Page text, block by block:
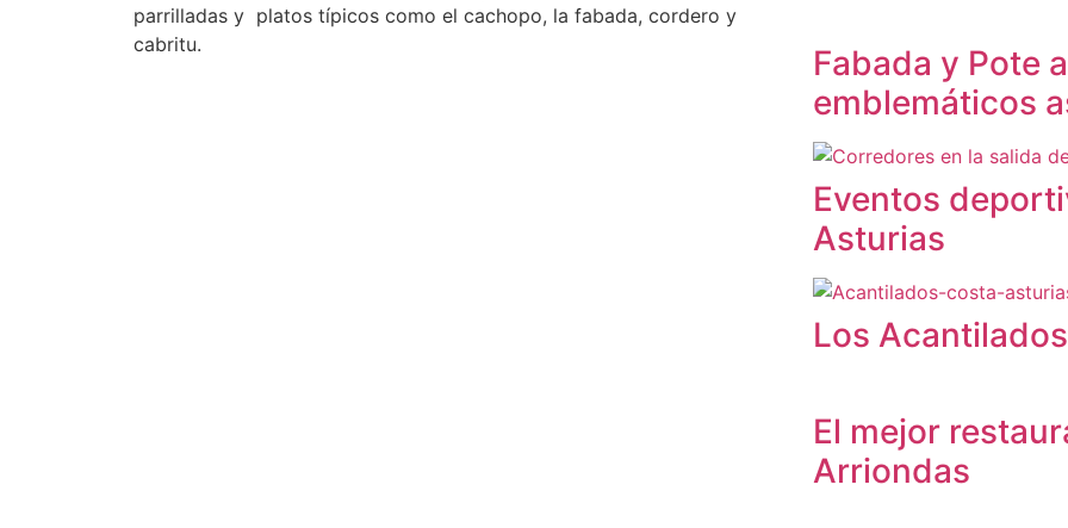
parrilladas y platos típicos como el cachopo, la fabada, cordero y
cabritu.
Fabada y Pote
emblemáticos
Eventos
Asturias
Los
El mejor
Arriondas